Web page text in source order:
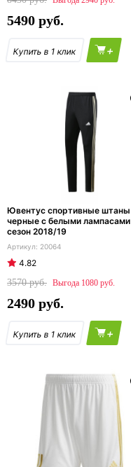
5490
+
Ювентус спортивные штаны
черные с белыми лампасами
сезон 2018/19
20064
4.82
3570
1080
2490
+